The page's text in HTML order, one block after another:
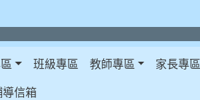
班級專區 教師專區 家長專區
導信箱